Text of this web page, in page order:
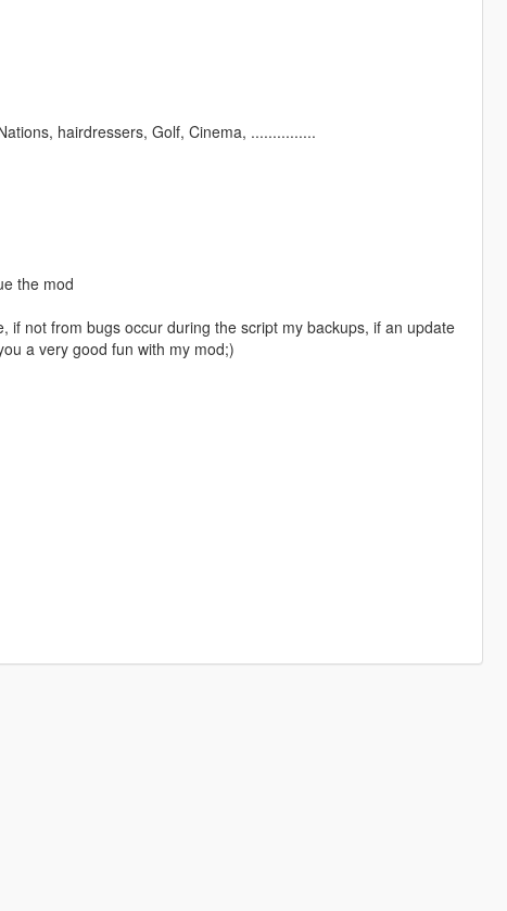
hairdressers, Golf, Cinema, ...............
the mod
not from bugs occur during the script my backups, if an update
a very good fun with my mod;)